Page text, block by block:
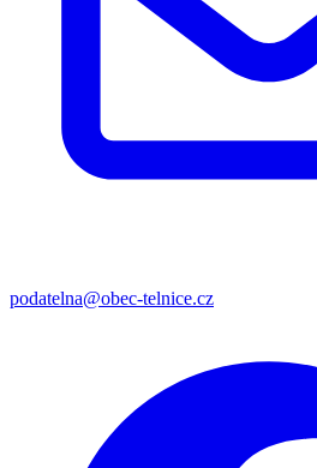
podatelna@obec-telnice.cz